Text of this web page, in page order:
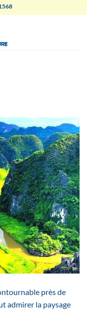
près de
admirer la paysage